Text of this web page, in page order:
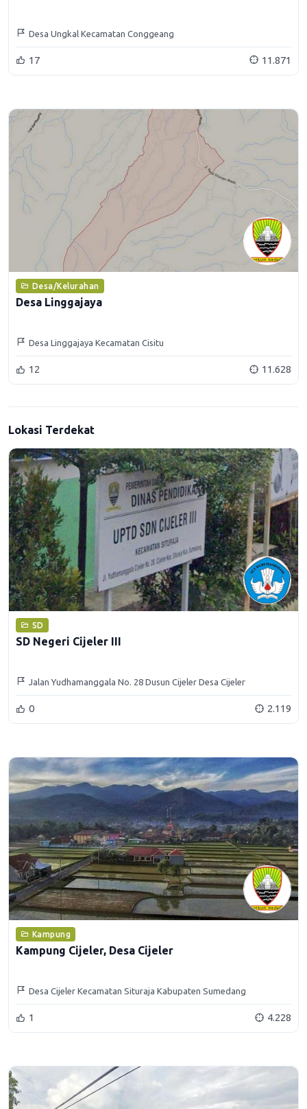
Desa Ungkal Kecamatan Conggeang
17 11.871
Desa/Kelurahan
Desa Linggajaya
Desa Linggajaya Kecamatan Cisitu
12 11.628
Lokasi Terdekat
SD
SD Negeri Cijeler III
Jalan Yudhamanggala No. 28 Dusun Cijeler Desa Cijeler
Kecamatan Situraja Kabupaten Sumedang
0 2.119
Kampung
Kampung Cijeler, Desa Cijeler
Desa Cijeler Kecamatan Situraja Kabupaten Sumedang
1 4.228